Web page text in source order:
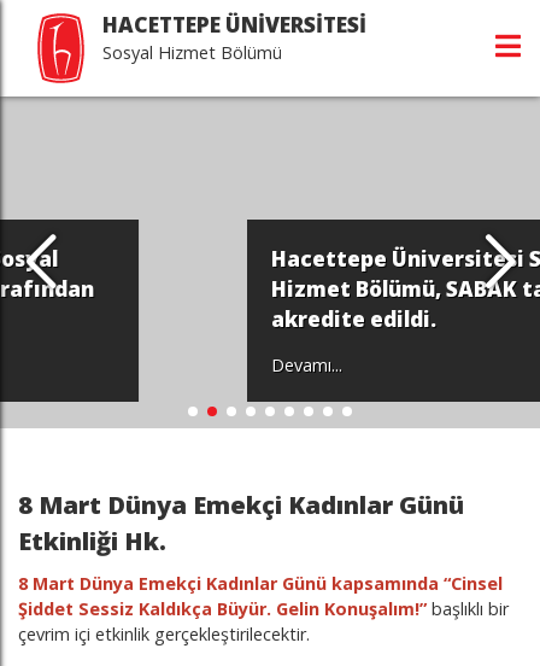
HACETTEPE ÜNİVERSİTESİ
Sosyal Hizmet Bölümü
Hacettepe Üniversitesi Sosyal
Hizmet Bölümü, SABAK tarafından
akredite edildi.
8 Mart Dünya Emekçi Kadınlar Günü
Etkinliği Hk.
8 Mart Dünya Emekçi Kadınlar Günü kapsamında “Cinsel
Şiddet Sessiz Kaldıkça Büyür. Gelin Konuşalım!” başlıklı bir
çevrim içi etkinlik gerçekleştirilecektir.